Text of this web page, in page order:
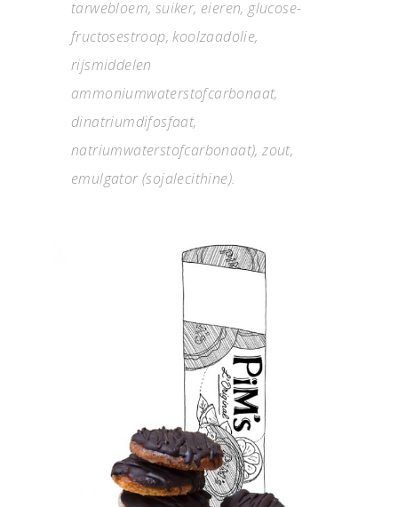
tarwebloem, suiker, eieren, glucose-
fructosestroop, koolzaadolie,
rijsmiddelen
ammoniumwaterstofcarbonaat,
dinatriumdifosfaat,
natriumwaterstofcarbonaat), zout,
emulgator (sojalecithine).